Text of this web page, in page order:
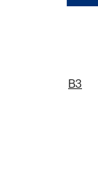
B3